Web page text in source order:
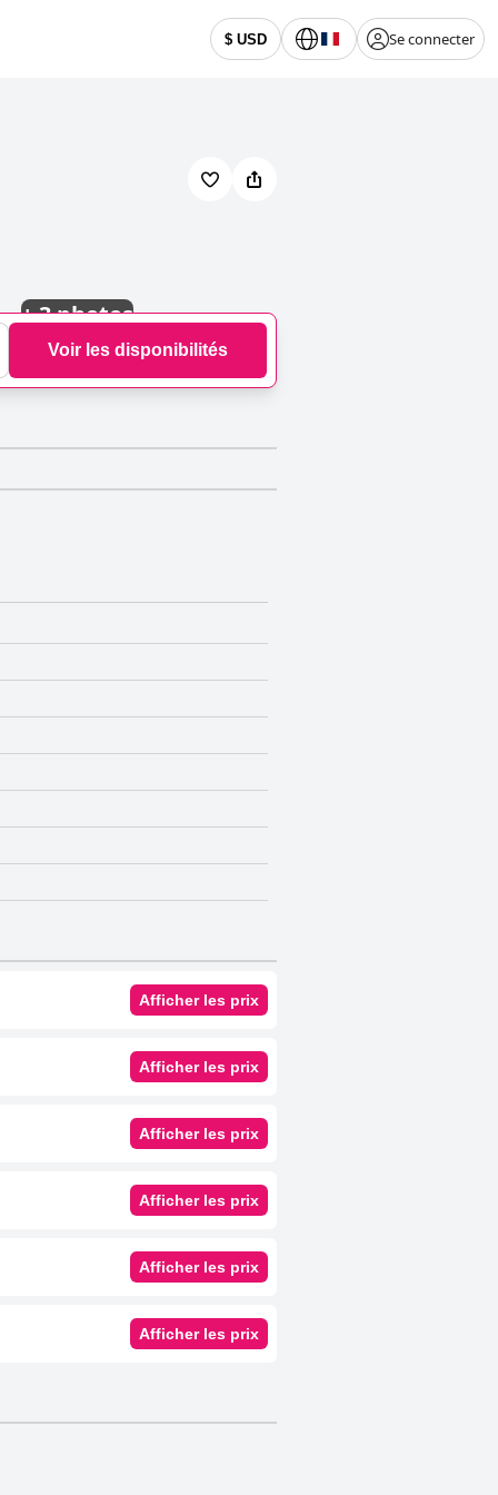
$ USD Se connecter
+3 photos
Voir les disponibilités
Afficher les prix
Afficher les prix
Afficher les prix
Afficher les prix
Afficher les prix
Afficher les prix